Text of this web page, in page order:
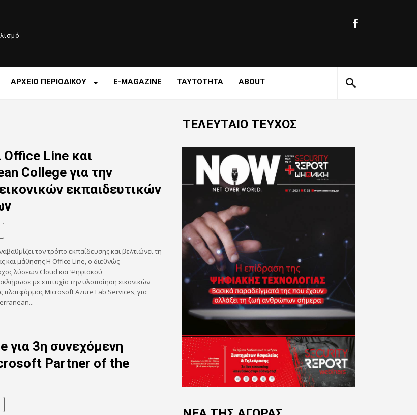
ΑΡΧΕΙΟ ΠΕΡΙΟΔΙΚΟΥ E-MAGAZINE ΤΑΥΤΟΤΗΤΑ ABOUT
Office Line και
College για την
εκπαιδευτικών
τον τρόπο εκπαίδευσης και βελτιώνει τη
και μάθησης Η Office Line, ο διεθνώς
λύσεων Cloud και Ψηφιακού
με επιτυχία την υλοποίηση εικονικών
πλατφόρμας Microsoft Azure Lab Services, για
για 3η συνεχόμενη
Partner of the
ΤΕΛΕΥΤΑΙΟ ΤΕΥΧΟΣ